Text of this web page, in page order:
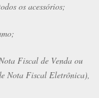
os acessórios;
Fiscal de Venda ou
Nota Fiscal Eletrônica),